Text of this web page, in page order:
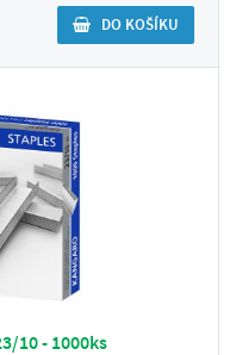
DO KOŠÍKU
10 - 1000ks